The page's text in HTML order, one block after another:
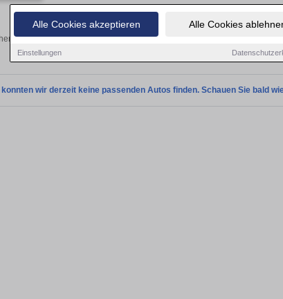
Alle Cookies akzeptieren Alle Cookies
Einstellungen
Finden Sie in Bergneustadt
Sie in Bergneustadt einen Peugeot Boxer Gebrauchtwagen?
Preisklassen von
konnten wir derzeit keine passenden Autos finden. Schauen Sie bald